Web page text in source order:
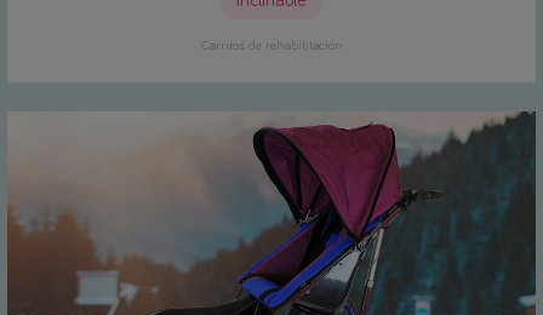
Carritos de rehabilitación